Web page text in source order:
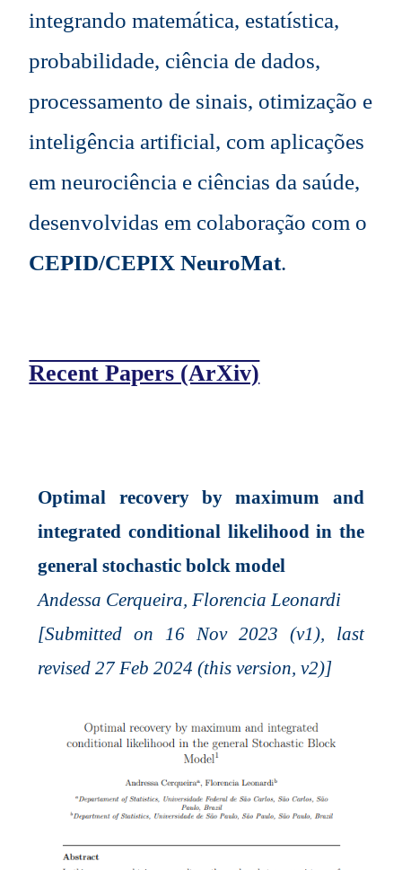
integrando matemática, estatística,
probabilidade, ciência de dados,
processamento de sinais, otimização e
inteligência artificial, com aplicações
em neurociência e ciências da saúde,
desenvolvidas em colaboração com o
CEPID/CEPIX NeuroMat.
Recent Papers (ArXiv)
Optimal recovery by maximum and
integrated conditional likelihood in the
general stochastic bolck model
Andessa Cerqueira, Florencia Leonardi
[Submitted on 16 Nov 2023 (v1), last
revised 27 Feb 2024 (this version, v2)]